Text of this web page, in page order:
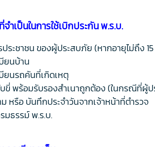
ำเป็นในการใช้เบิกประกัน พ.ร.บ.
ประชาชน ของผู้ประสบภัย (หากอายุไม่ถึง
ยนบ้าน
บียนรถคันที่เกิดเหตุ
บขี่ พร้อมรับรองสำเนาถูกต้อง (ในกรณีที่ผู้
หรือ บันทึกประจำวันจากเจ้าหน้าที่ตำรวจ
มธรรม์ พ.ร.บ.